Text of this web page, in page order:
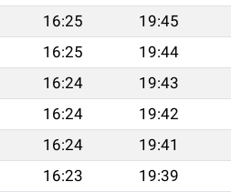
16:25 19:45
16:25 19:44
16:24 19:43
16:24 19:42
16:24 19:41
16:23 19:39